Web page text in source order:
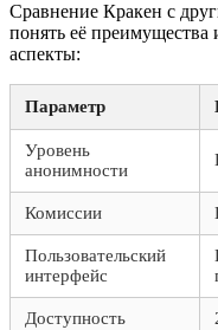
Сравнение Кракен с
понять её преимущества
аспекты:
Параметр
Уровень
анонимности
Комиссии
Пользовательский
интерфейс
Доступность